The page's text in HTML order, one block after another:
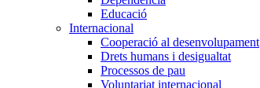
Educació
Internacional
Cooperació al desenvolupament
Drets humans i desigualtat
Processos de pau
Voluntariat internacional